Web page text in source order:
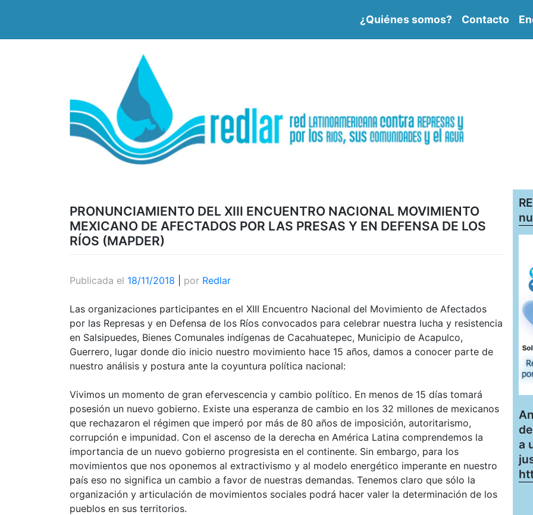
¿Quiénes somos? Contacto
PRONUNCIAMIENTO DEL XIII ENCUENTRO NACIONAL MOVIMIENTO
MEXICANO DE AFECTADOS POR LAS PRESAS Y EN DEFENSA DE LOS
RÍOS (MAPDER)
Publicada el 18/11/2018 por Redlar
Las organizaciones participantes en el XIII Encuentro Nacional del Movimiento de Afectados
por las Represas y en Defensa de los Ríos convocados para celebrar nuestra lucha y resistencia
en Salsipuedes, Bienes Comunales indígenas de Cacahuatepec, Municipio de Acapulco,
Guerrero, lugar donde dio inicio nuestro movimiento hace 15 años, damos a conocer parte de
nuestro análisis y postura ante la coyuntura política nacional:
Vivimos un momento de gran efervescencia y cambio político. En menos de 15 días tomará
posesión un nuevo gobierno. Existe una esperanza de cambio en los 32 millones de mexicanos
que rechazaron el régimen que imperó por más de 80 años de imposición, autoritarismo,
corrupción e impunidad. Con el ascenso de la derecha en América Latina comprendemos la
importancia de un nuevo gobierno progresista en el continente. Sin embargo, para los
movimientos que nos oponemos al extractivismo y al modelo energético imperante en nuestro
país eso no significa un cambio a favor de nuestras demandas. Tenemos claro que sólo la
organización y articulación de movimientos sociales podrá hacer valer la determinación de los
pueblos en sus territorios.
a